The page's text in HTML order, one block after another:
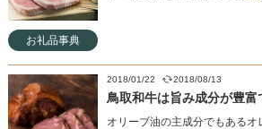
お礼品事典
2018/01/22 2018/08/13
鳥取和牛は旨み成分が豊富
オリーブ油の主成分でもある